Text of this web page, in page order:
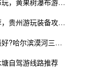
贵州旅游吃住行推荐，贵州游玩装备攻略大全
漠河旅游几月份去最好?哈尔滨漠河三日游攻略
自驾游线路推荐